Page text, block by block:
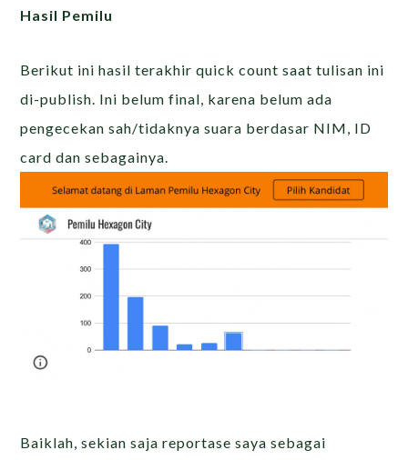
Hasil Pemilu
Berikut ini hasil terakhir quick count saat tulisan ini
di-publish. Ini belum final, karena belum ada
pengecekan sah/tidaknya suara berdasar NIM, ID
card dan sebagainya.
Baiklah, sekian saja reportase saya sebagai